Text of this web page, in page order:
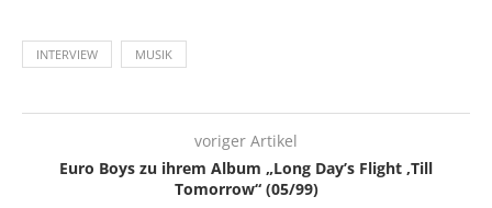
INTERVIEW MUSIK
voriger Artikel
Euro Boys zu ihrem Album „Long Day’s Flight ‚Till
Tomorrow“ (05/99)